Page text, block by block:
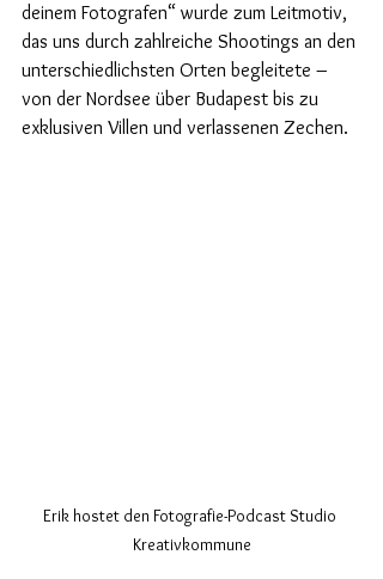
deinem Fotografen“ wurde zum Leitmotiv,
das uns durch zahlreiche Shootings an den
unterschiedlichsten Orten begleitete –
von der Nordsee über Budapest bis zu
exklusiven Villen und verlassenen Zechen.
Erik hostet den Fotografie-Podcast Studio
Kreativkommune